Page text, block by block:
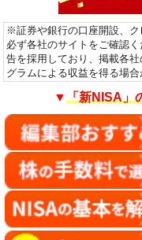
※証券や銀行の口座開設、
必ず各社のサイトをご確認
告を採用しており、掲載各
グラムによる収益を得る場合
▼ 「新NISA」